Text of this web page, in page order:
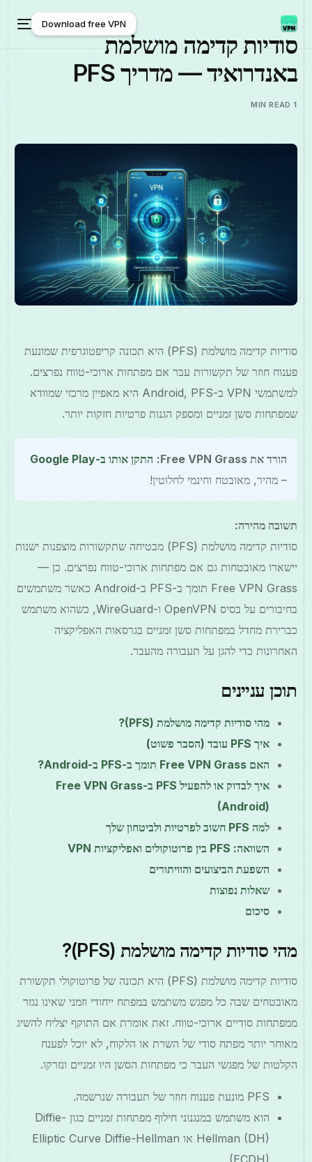
עברית
Download free VPN
Download free VPN
סודיות קדימה מושלמת
באנדרואיד — מדריך PFS
1 MIN READ
סודיות קדימה מושלמת (PFS) היא תכונה קריפטוגרפית שמונעת
פענוח חוזר של תקשורות עבר אם מפתחות ארוכי-טווח נפרצים.
למשתמשי VPN ב-Android, PFS היא מאפיין מרכזי שמוודא
שמפתחות סשן זמניים ומספק הגנות פרטיות חזקות יותר.
הורד את Free VPN Grass:
התקן אותו ב-Google Play
– מהיר, מאובטח וחינמי לחלוטין!
תשובה מהירה:
סודיות קדימה מושלמת (PFS) מבטיחה שתקשורות מוצפנות ישנות
יישארו מאובטחות גם אם מפתחות ארוכי-טווח נפרצים. כן —
Free VPN Grass תומך ב-PFS ב-Android כאשר משתמשים
בחיבורים על בסיס OpenVPN ו-WireGuard, כשהוא משתמש
כברירת מחדל במפתחות סשן זמניים בגרסאות האפליקציה
האחרונות כדי להגן על תעבורה מהעבר.
תוכן עניינים
מהי סודיות קדימה מושלמת (PFS)?
איך PFS עובד (הסבר פשוט)
האם Free VPN Grass תומך ב-PFS ב-Android?
איך לבדוק או להפעיל PFS ב-Free VPN Grass
(Android)
למה PFS חשוב לפרטיות ולביטחון שלך
השוואה: PFS בין פרוטוקולים ואפליקציות VPN
השפעת הביצועים והוויתורים
שאלות נפוצות
סיכום
מהי סודיות קדימה מושלמת (PFS)?
סודיות קדימה מושלמת (PFS) היא תכונה של פרוטוקולי תקשורת
מאובטחים שבה כל מפגש משתמש במפתח ייחודי וזמני שאינו נגזר
ממפתחות סודיים ארוכי-טווח. זאת אומרת אם התוקף יצליח להשיג
מאוחר יותר מפתח סודי של השרת או הלקוח, לא יוכל לפענח
הקלטות של מפגשי העבר כי מפתחות הסשן היו זמניים ונזרקו.
PFS מונעת פענוח חוזר של תעבורה שנרשמה.
הוא משתמש במנגנוני חילוף מפתחות זמניים כגון Diffie-
Hellman (DH) או Elliptic Curve Diffie-Hellman
(ECDH).